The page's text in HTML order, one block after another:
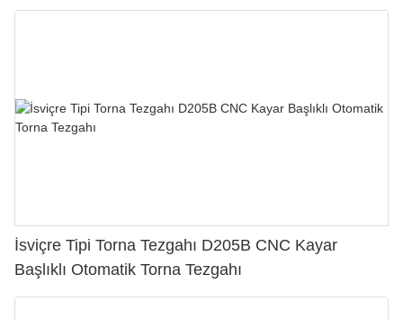
İsviçre Tipi Torna Tezgahı D205B CNC Kayar
Başlıklı Otomatik Torna Tezgahı